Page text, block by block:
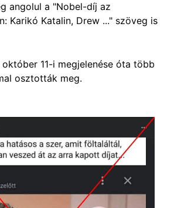
angolul a "Nobel-díj az
Karikó Katalin, Drew ..." szöveg is
11-i megjelenése óta több
osztották meg.